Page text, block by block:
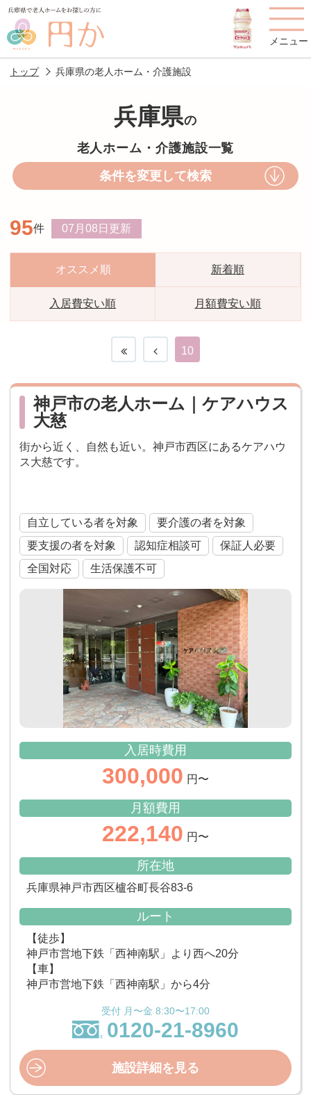
メニュー
老人ホームを
円かについて 費用について
老人ホームの種類
スタッフ紹介
おすすめ施設特集 施設関係者の方へ
トップ 兵庫県の老人ホーム・介護施設
兵庫県の
老人ホーム・介護施設一覧
条件を変更して検索
95件 07月08日 更新
オススメ順 新着順
入居費安い順 月額費安い順
10
神戸市の老人ホーム｜ケアハウス
大慈
街から近く、自然も近い。神戸市西区にあるケアハウ
ス大慈です。
自立している者を対象
要介護の者を対象
要支援の者を対象
認知症相談可
保証人必要
全国対応
生活保護不可
入居時費用
300,000 円〜
月額費用
222,140 円〜
所在地
兵庫県神戸市西区櫨谷町長谷83-6
ルート
【徒歩】
神戸市営地下鉄「西神南駅」より西へ20分
【車】
神戸市営地下鉄「西神南駅」から4分
受付 月〜金 8:30〜17:00
0120-21-8960
施設詳細を見る